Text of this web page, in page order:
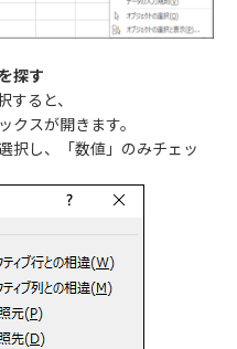
探す
すると、
クスが開きます。
択し、「数値」のみチェッ